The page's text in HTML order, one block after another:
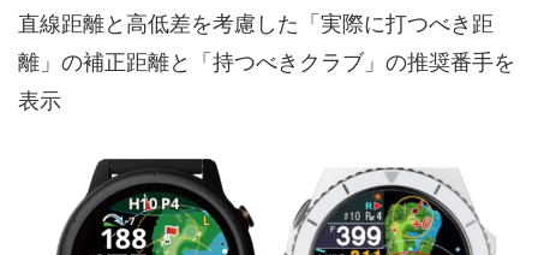
直線距離と高低差を考慮した「実際に打つべき距
離」の補正距離と「持つべきクラブ」の推奨番手を
表示